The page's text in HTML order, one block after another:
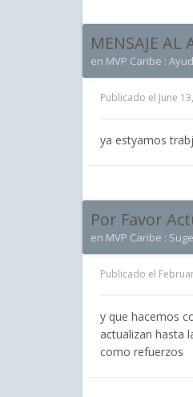
MENSAJE AL
en MVP Caribe :
Publicado el June
ya estyamos
Por Favor
en MVP Caribe :
Publicado el
y que hacemos
actualizan hasta
como refuerzos